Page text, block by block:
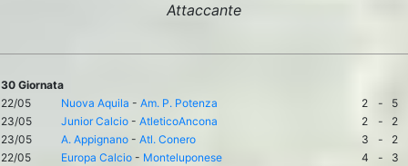
Attaccante
30 Giornata
22/05
Nuova Aquila - Am. P. Potenza 2 -
5
23/05
Junior Calcio - AtleticoAncona 2 -
2
23/05
A. Appignano - Atl. Conero 3 -
2
22/05
Europa Calcio - Monteluponese 4 -
3